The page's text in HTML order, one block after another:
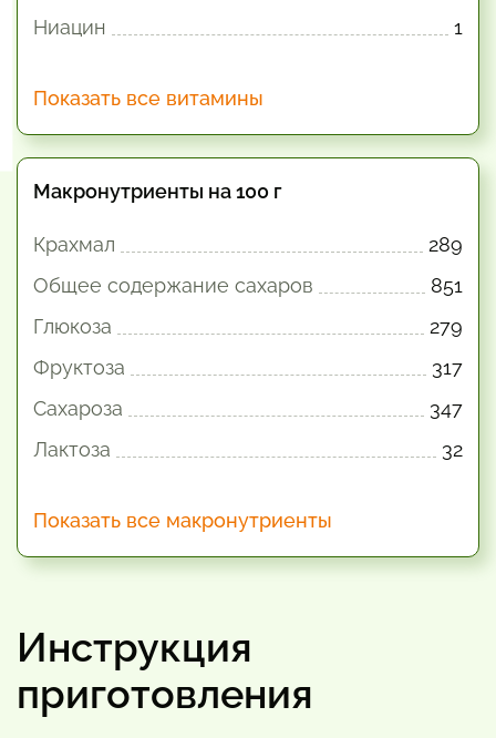
Ниацин 1
Показать все витамины
Макронутриенты на 100 г
Крахмал
289
Общее содержание сахаров
851
Глюкоза
279
Фруктоза
317
Сахароза
347
Лактоза
32
Показать все макронутриенты
Инструкция
приготовления